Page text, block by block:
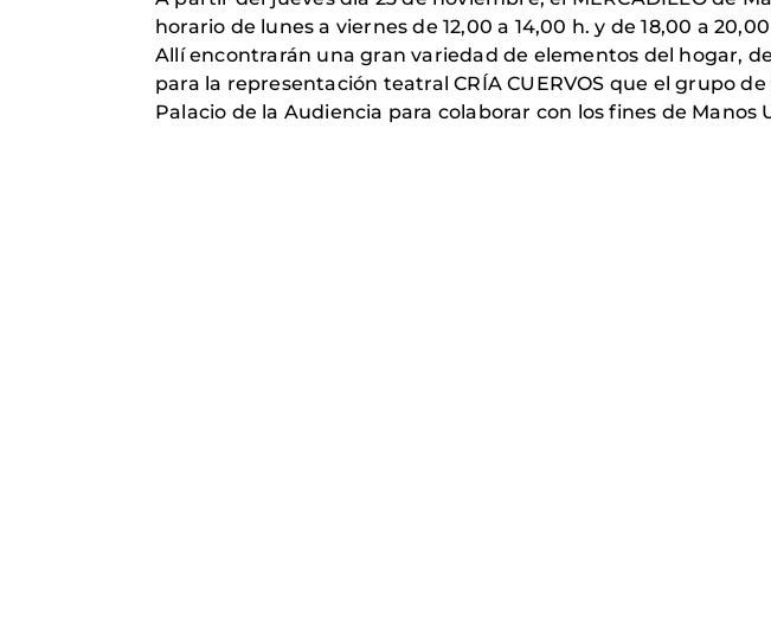
horario de lunes a viernes de 12,00 a 14,00 h. y de 18,00 a
Allí encontrarán una gran variedad de elementos del hogar,
para la representación teatral CRÍA CUERVOS que el grupo
Palacio de la Audiencia para colaborar con los fines de Manos